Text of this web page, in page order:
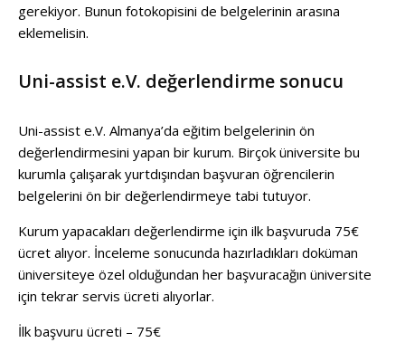
gerekiyor. Bunun fotokopisini de belgelerinin arasına
eklemelisin.
Uni-assist e.V. değerlendirme sonucu
Uni-assist e.V. Almanya’da eğitim belgelerinin ön
değerlendirmesini yapan bir kurum. Birçok üniversite bu
kurumla çalışarak yurtdışından başvuran öğrencilerin
belgelerini ön bir değerlendirmeye tabi tutuyor.
Kurum yapacakları değerlendirme için ilk başvuruda 75€
ücret alıyor. İnceleme sonucunda hazırladıkları doküman
üniversiteye özel olduğundan her başvuracağın üniversite
için tekrar servis ücreti alıyorlar.
İlk başvuru ücreti – 75€